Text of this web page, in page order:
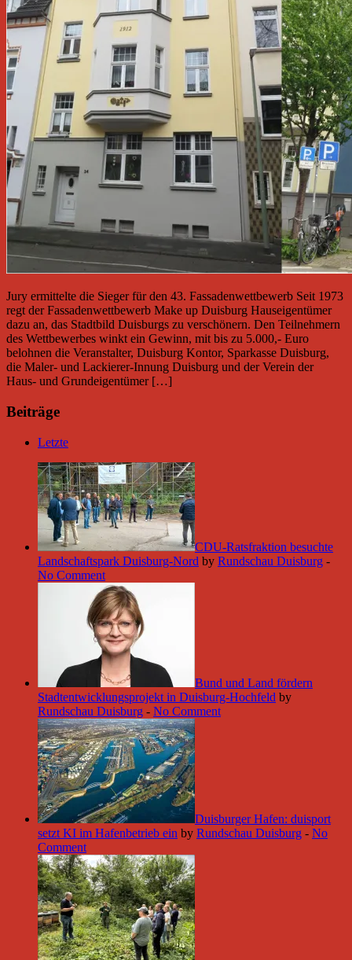
Jury ermittelte die Sieger für den 43. Fassadenwettbewerb Seit 1973
regt der Fassadenwettbewerb Make up Duisburg Hauseigentümer
dazu an, das Stadtbild Duisburgs zu verschönern. Den Teilnehmern
des Wettbewerbes winkt ein Gewinn, mit bis zu 5.000,- Euro
belohnen die Veranstalter, Duisburg Kontor, Sparkasse Duisburg,
die Maler- und Lackierer-Innung Duisburg und der Verein der
Haus- und Grundeigentümer […]
Beiträge
Letzte
CDU-Ratsfraktion besuchte
Landschaftspark Duisburg-Nord by Rundschau Duisburg -
No Comment
Bund und Land fördern
Stadtentwicklungsprojekt in Duisburg-Hochfeld by
Rundschau Duisburg - No Comment
Duisburger Hafen: duisport
setzt KI im Hafenbetrieb ein by Rundschau Duisburg - No
Comment